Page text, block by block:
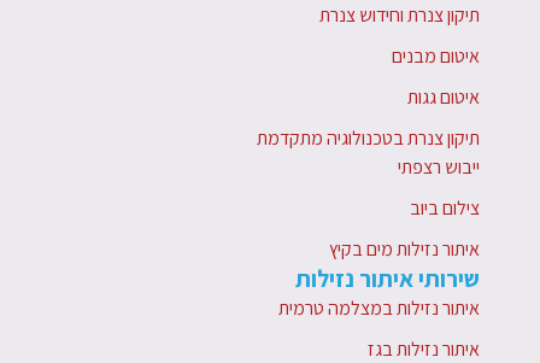
תיקון צנרת וחידוש צנרת
איטום מבנים
איטום גגות
תיקון צנרת בטכנולוגיה מתקדמת
ייבוש רצפתי
צילום ביוב
איתור נזילות מים בקיץ
שירותי איתור נזילות
איתור נזילות במצלמה טרמית
איתור נזילות בגז